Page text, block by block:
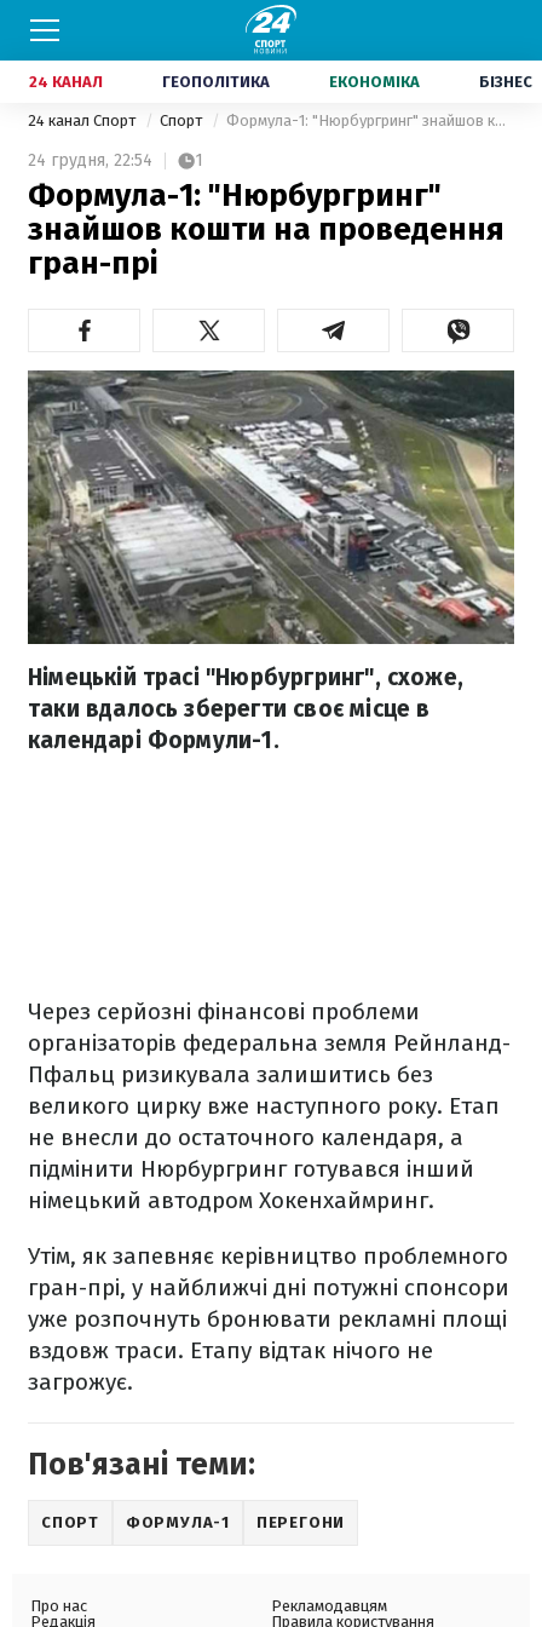
24 КАНАЛ ГЕОПОЛІТИКА ЕКОНОМІКА БІЗНЕС
24 канал Спорт Спорт Формула-1: "Нюрбургринг" знайшов кошти на проведення гран-прі
24 грудня, 22:54 1
Формула-1: "Нюрбургринг"
знайшов кошти на проведення
гран-прі
Німецькій трасі "Нюрбургринг", схоже,
таки вдалось зберегти своє місце в
календарі Формули-1.
Через серйозні фінансові проблеми
організаторів федеральна земля Рейнланд-
Пфальц ризикувала залишитись без
великого цирку вже наступного року. Етап
не внесли до остаточного календаря, а
підмінити Нюрбургринг готувався інший
німецький автодром Хокенхаймринг.
Утім, як запевняє керівництво проблемного
гран-прі, у найближчі дні потужні спонсори
уже розпочнуть бронювати рекламні площі
вздовж траси. Етапу відтак нічого не
загрожує.
Пов'язані теми:
СПОРТ ФОРМУЛА-1 ПЕРЕГОНИ
Про нас
Редакція
Рекламодавцям
Правила користування